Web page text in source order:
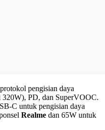
pengisian daya
320W), PD, dan SuperVOOC.
C untuk pengisian daya
Realme dan 65W untuk